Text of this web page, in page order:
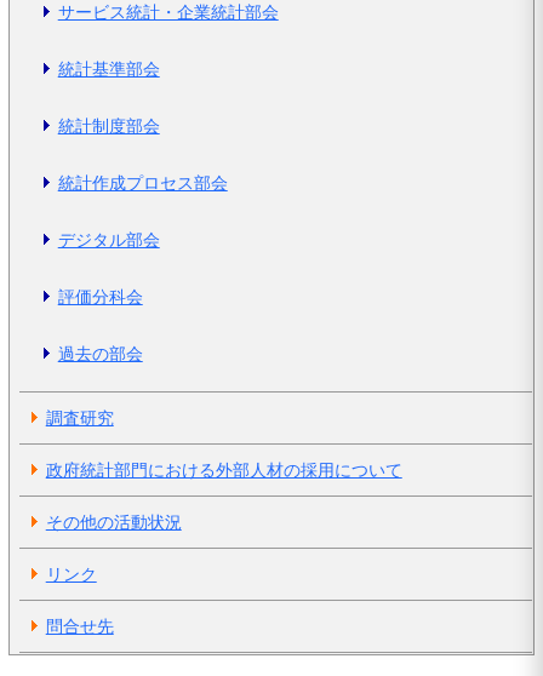
サービス統計・企業統計部会
統計基準部会
統計制度部会
統計作成プロセス部会
デジタル部会
評価分科会
過去の部会
調査研究
政府統計部門における外部人材の採用について
その他の活動状況
リンク
問合せ先